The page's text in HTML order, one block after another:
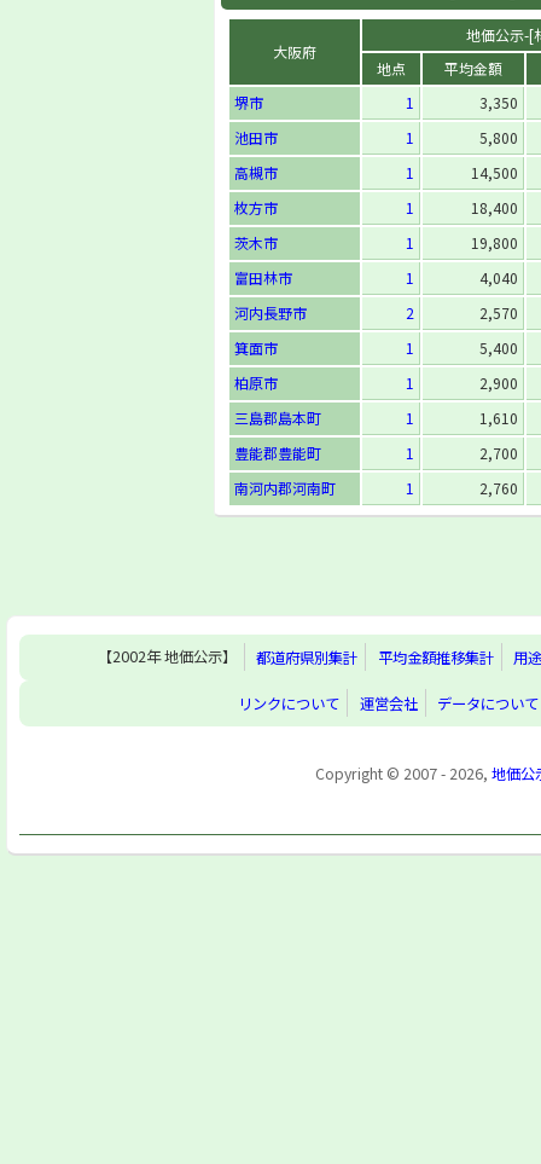
大阪府
地価公示-[
地点
平均金額
堺市
1
3,350
池田市
1
5,800
高槻市
1
14,500
枚方市
1
18,400
茨木市
1
19,800
富田林市
1
4,040
河内長野市
2
2,570
箕面市
1
5,400
柏原市
1
2,900
三島郡島本町
1
1,610
豊能郡豊能町
1
2,700
南河内郡河南町
1 2,760
【2002年 地価公示】 都道府県別集計 平均金額推移集計 用
リンクについて 運営会社 データについて
Copyright © 2007 - 2026, 地価公